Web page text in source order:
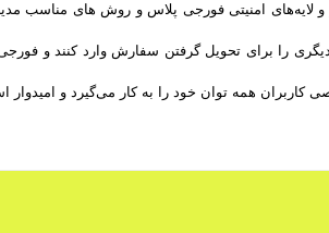
و لایه‌های امنیتی فورجی پلاس و روش‌ های مناسب
را برای تحویل گرفتن سفارش وارد کنند و
همه­ توان خود را به کار می‌گیرد و امیدوار